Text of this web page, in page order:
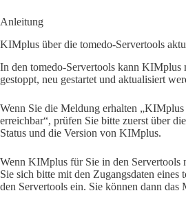
Anleitung
KIMplus über die tomedo-Servertools
In den tomedo-Servertools kann
gestoppt, neu gestartet und aktualisiert
Wenn Sie die Meldung erhalten
erreichbar“, prüfen Sie bitte zuerst über
Status und die Version von KIMplus.
Wenn KIMplus für Sie in den Servertools
Sie sich bitte mit den Zugangsdaten
den Servertools ein. Sie können dann das